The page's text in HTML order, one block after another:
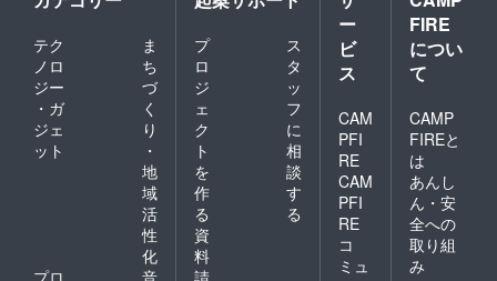
テク
ノロ
ジー
・ガ
ジェ
ット
ま
ち
づ
く
り
・
地
域
活
性
化
プロ
音
プ
ロ
ジ
ェ
ク
ト
を
作
る
ス
タ
ッ
フ
に
相
談
す
る
資
料
請
ー
ビ
ス
CAM
PFI
RE
CAM
PFI
RE
コ
ミュ
FIRE
につい
て
CAMP
FIREと
は
あんし
ん・安
全への
取り組
み